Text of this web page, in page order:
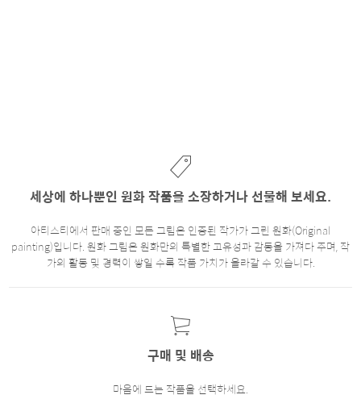
세상에 하나뿐인 원화 작품을 소장하거나 선물해 보세요.
아티스티에서 판매 중인 모든 그림은 인증된 작가가 그린 원화(Original
painting)입니다. 원화 그림은 원화만의 특별한 고유성과 감동을 가져다 주며, 작
가의 활동 및 경력이 쌓일 수록 작품 가치가 올라갈 수 있습니다.
구매 및 배송
마음에 드는 작품을 선택하세요.